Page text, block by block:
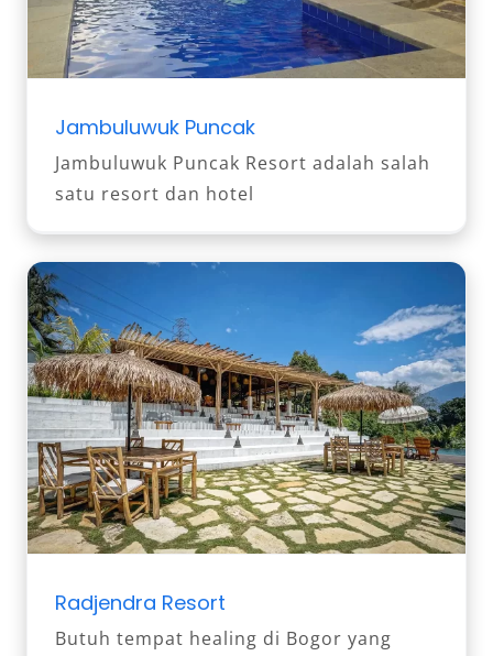
Jambuluwuk Puncak
Jambuluwuk Puncak Resort adalah salah
satu resort dan hotel
Radjendra Resort
Butuh tempat healing di Bogor yang